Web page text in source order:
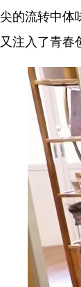
尖的流转中体
又注入了青春